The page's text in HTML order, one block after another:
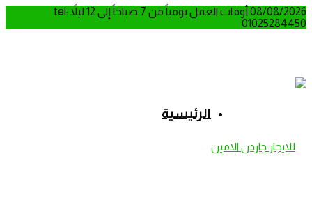
08/08/2026 أوقات العمل يومياً من 7 صباحاً إلى 12 ليلاً
tel:
01025284450
الرئيسية